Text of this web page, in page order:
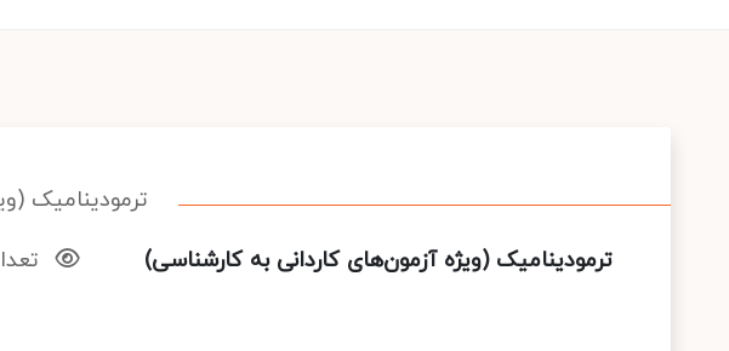
ترمودینامیک
ترمودینامیک (ویژه آزمون‌های کاردانی به کارشناسی)